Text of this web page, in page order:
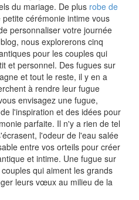
du mariage. De plus robe de
cérémonie intime vous
personnaliser votre journée
nous explorerons cinq
pour les couples qui
et personnel. Des fugues sur
et tout le reste, il y en a
à rendre leur fugue
envisagez une fugue,
l'inspiration et des idées pour
parfaite. Il n'y a rien de tel
l'odeur de l'eau salée
entre vos orteils pour créer
et intime. Une fugue sur
qui aiment les grands
leurs vœux au milieu de la